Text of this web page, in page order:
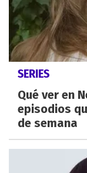
SERIES
Qué ver en
episodios
de semana